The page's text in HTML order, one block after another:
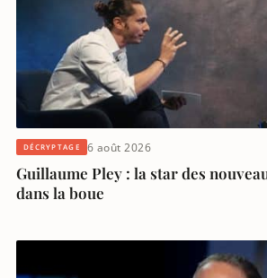
DÉCRYPTAGE 6 août 2026
Guillaume Pley : la star des
dans la boue